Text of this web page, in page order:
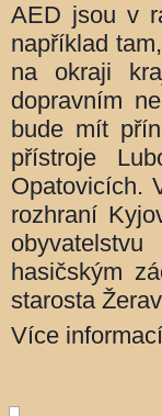
AED jsou v
například
na okraji
dopravním
bude mít
přístroje
Opatovicích.
rozhraní
hasičským
starosta
Více